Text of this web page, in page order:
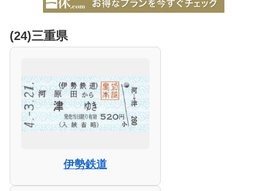
(24)三重県
伊勢鉄道